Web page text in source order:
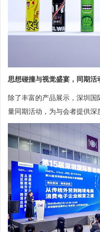
思想碰撞与视觉盛宴，同期活
除了丰富的产品展示，深圳
量同期活动，为与会者提供深